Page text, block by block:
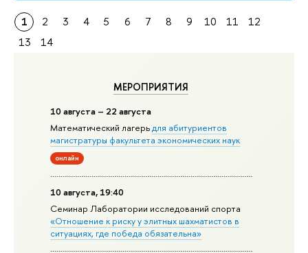
МЕРОПРИЯТИЯ
10 августа – 22 августа
Математический лагерьдля абитуриентов
магистратуры факультета экономических наук
онлайн
10 августа, 19:40
Семинар Лаборатории исследований спорта
«Отношение к риску у элитных шахматистов в
ситуациях, где победа обязательна»
1 2 3 4 5 6 7 8 9 10 11
12
13
14